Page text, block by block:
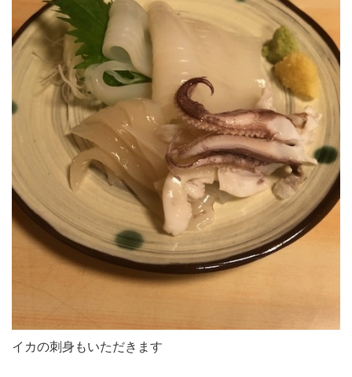
イカの刺身もいただきます